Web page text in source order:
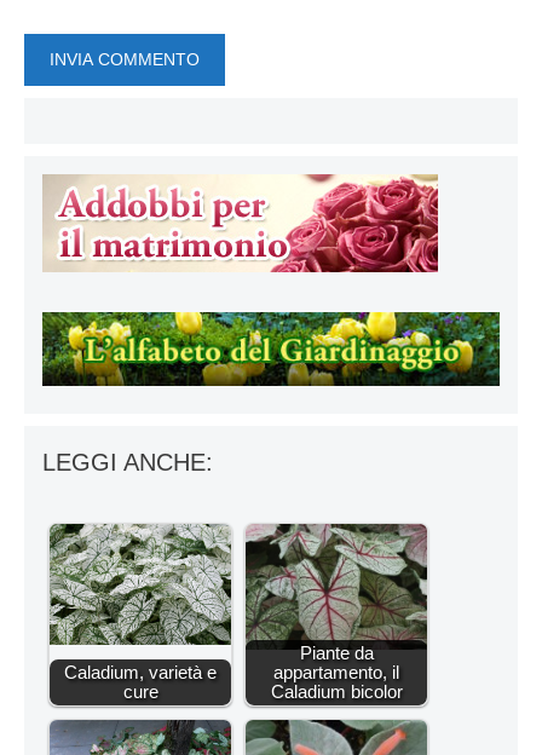
LEGGI ANCHE:
Caladium, varietà e
cure
Piante da
appartamento, il
Caladium bicolor